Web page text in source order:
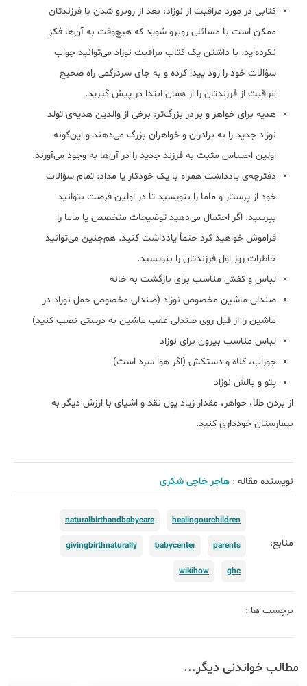
کتابی در مورد مراقبت از نوزاد: بعد از روبرو شدن با فرزندتان
ممکن است با مسائلی روبرو شوید که هیچ‌وقت به آن‌ها فکر
نکرده‌اید. با داشتن یک کتاب مراقبت نوزاد می‌توانید جواب
سؤالات خود را زود پیدا کرده و به جای سردرگمی راه صحیح
مراقبت از فرزندتان را از همان ابتدا در پیش گیرید.
هدیه برای خواهر و برادر بزرگ‌تر: برخی از والدین هدیه‌ی تولد
نوزاد جدید را به برادران و خواهران بزرگ می‌دهند و این‌گونه
اولین احساس مثبت به فرزند جدید را در آن‌ها به وجود می‌آورند.
دفترچه‌ی یادداشت همراه با یک خودکار یا مداد: تمام سؤالات
خود از پرستار و ماما را بنویسید تا در اولین فرصت بتوانید
بپرسید. اگر احتمال می‌دهید توضیحات متخصص یا ماما را
فراموش خواهید کرد حتماً یادداشت کنید. هم‌چنین می‌توانید
خاطرات روز اول فرزندتان را بنویسید.
لباس و کفش مناسب برای بازگشت به خانه
صندلی ماشین مخصوص نوزاد (صندلی مخصوص حمل نوزاد در
ماشین را از قبل روی صندلی عقب ماشین به درستی نصب کنید)
لباس مناسب بیرون برای نوزاد
جوراب، کلاه و دستکش (اگر هوا سرد است)
پتو و بالش نوزاد
از بردن طلا، جواهر، مقدار زیاد پول نقد و اشیای با ارزش دیگر به
بیمارستان خودداری کنید.
نویسنده مقاله : هاجر خاچی شکری
منابع:
healingourchildren
naturalbirthandbabycare
parents
babycenter
givingbirthnaturally
ghc
wikihow
برچسب ها :
مطالب خواندنی دیگر...